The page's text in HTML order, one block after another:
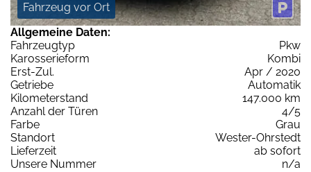
Fahrzeug vor Ort
Allgemeine Daten:
Fahrzeugtyp
Pkw
Karosserieform
Kombi
Erst-Zul.
Apr / 2020
Getriebe
Automatik
Kilometerstand
147.000 km
Anzahl der Türen
4/5
Farbe
Grau
Standort
Wester-Ohrstedt
Lieferzeit
ab sofort
Unsere Nummer
n/a